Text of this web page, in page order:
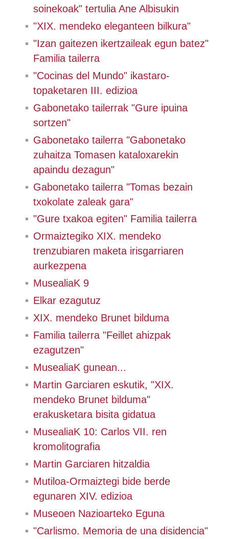
soinekoak" tertulia Ane Albisukin
"XIX. mendeko eleganteen bilkura"
"Izan gaitezen ikertzaileak egun batez"
Familia tailerra
"Cocinas del Mundo" ikastaro-
topaketaren III. edizioa
Gabonetako tailerrak "Gure ipuina
sortzen"
Gabonetako tailerra "Gabonetako
zuhaitza Tomasen kataloxarekin
apaindu dezagun"
Gabonetako tailerra "Tomas bezain
txokolate zaleak gara"
"Gure txakoa egiten" Familia tailerra
Ormaiztegiko XIX. mendeko
trenzubiaren maketa irisgarriaren
aurkezpena
MusealiaK 9
Elkar ezagutuz
XIX. mendeko Brunet bilduma
Familia tailerra "Feillet ahizpak
ezagutzen"
MusealiaK gunean...
Martin Garciaren eskutik, "XIX.
mendeko Brunet bilduma"
erakusketara bisita gidatua
MusealiaK 10: Carlos VII. ren
kromolitografia
Martin Garciaren hitzaldia
Mutiloa-Ormaiztegi bide berde
egunaren XIV. edizioa
Museoen Nazioarteko Eguna
"Carlismo. Memoria de una disidencia"